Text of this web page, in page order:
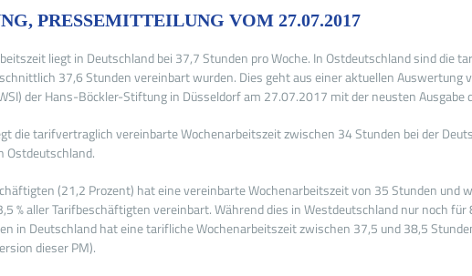
PRESSEMITTEILUNG VOM 27.07.2017
liegt in Deutschland bei 37,7 Stunden pro Woche. In Ostdeutschland sind
37,6 Stunden vereinbart wurden. Dies geht aus einer aktuellen
der Hans-Böckler-Stiftung in Düsseldorf am 27.07.2017 mit der neusten Ausgabe
die tarifvertraglich vereinbarte Wochenarbeitszeit zwischen 34 Stunden bei der
Ostdeutschland.
(21,2 Prozent) hat eine vereinbarte Wochenarbeitszeit von 35 Stunden und
% aller Tarifbeschäftigten vereinbart. Während dies in Westdeutschland nur noch
in Deutschland hat eine tarifliche Wochenarbeitszeit zwischen 37,5 und 38,5
dieser PM).